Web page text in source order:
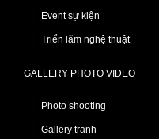
Event sự kiện
Triển lãm nghệ thuật
GALLERY PHOTO VIDEO
Photo shooting
Gallery tranh